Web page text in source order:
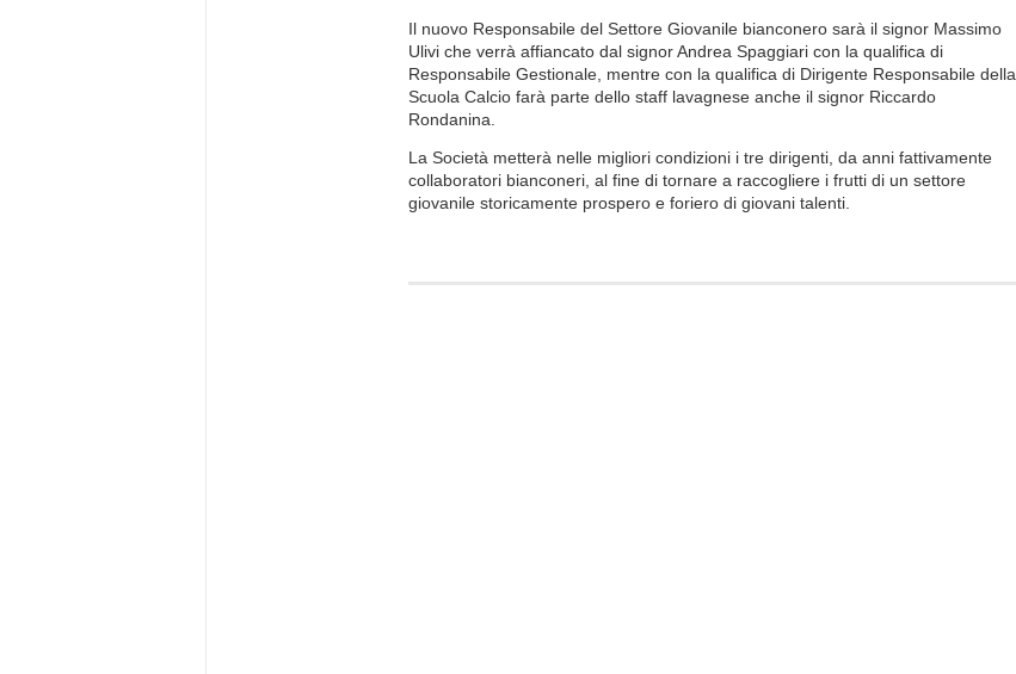
Il nuovo Responsabile del Settore Giovanile bianconero sarà il signor Massimo
Ulivi che verrà affiancato dal signor Andrea Spaggiari con la qualifica di
Responsabile Gestionale, mentre con la qualifica di Dirigente Responsabile della
Scuola Calcio farà parte dello staff lavagnese anche il signor Riccardo
Rondanina.
La Società metterà nelle migliori condizioni i tre dirigenti, da anni fattivamente
collaboratori bianconeri, al fine di tornare a raccogliere i frutti di un settore
giovanile storicamente prospero e foriero di giovani talenti.